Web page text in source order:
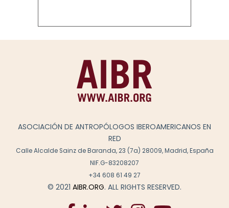
ASOCIACIÓN DE ANTROPÓLOGOS IBEROAMERICANOS EN
RED
Calle Alcalde Sainz de Baranda, 23 (7a) 28009, Madrid, España
NIF.G-83208207
+34 608 61 49 27
© 2021 AIBR.ORG. ALL RIGHTS RESERVED.